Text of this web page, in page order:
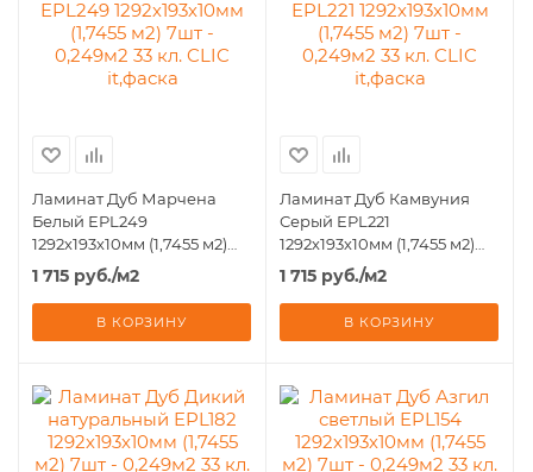
Ламинат Дуб Марчена
Белый EPL249
1292х193х10мм (1,7455 м2)
7шт - 0,249м2 33 кл. CLIC
it,фаска
1 715 руб./м2
В КОРЗИНУ
Ламинат Дуб Камвуния
Серый EPL221
1292х193х10мм (1,7455 м2)
7шт - 0,249м2 33 кл. CLIC
it,фаска
1 715 руб./м2
В КОРЗИНУ